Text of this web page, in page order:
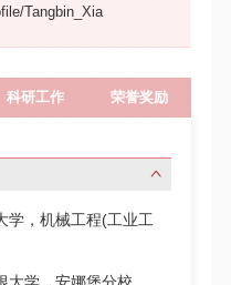
Tangbin_Xia
科研工作 荣誉奖励
学，机械工程(工业工
大学，安娜堡分校